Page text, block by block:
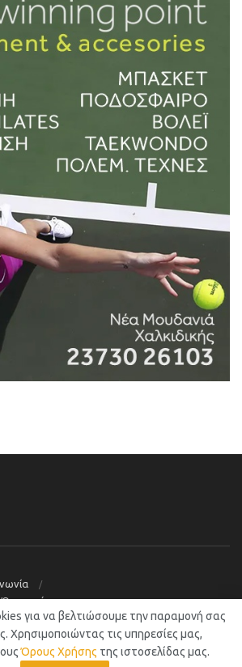
χρήσης
για να βελτιώσουμε την παραμονή σας
Χρησιμοποιώντας τις υπηρεσίες μας,
Όρους Χρήσης της ιστοσελίδας μας.